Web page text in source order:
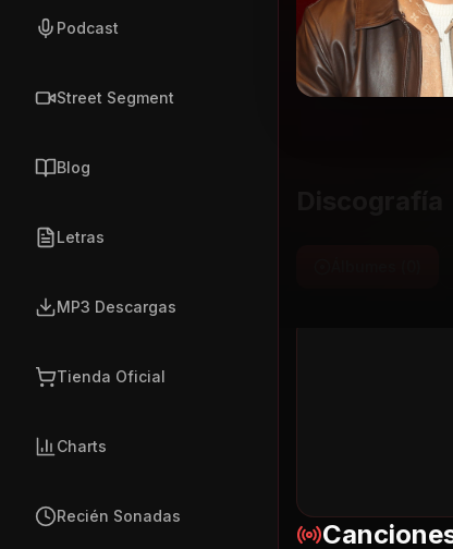
Podcast
Street Segment
Blog
Letras
MP3 Descargas
Tienda Oficial
Charts
Recién Sonadas